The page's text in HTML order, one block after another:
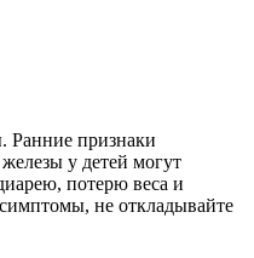
Ранние признаки
у детей могут
потерю веса и
не откладывайте